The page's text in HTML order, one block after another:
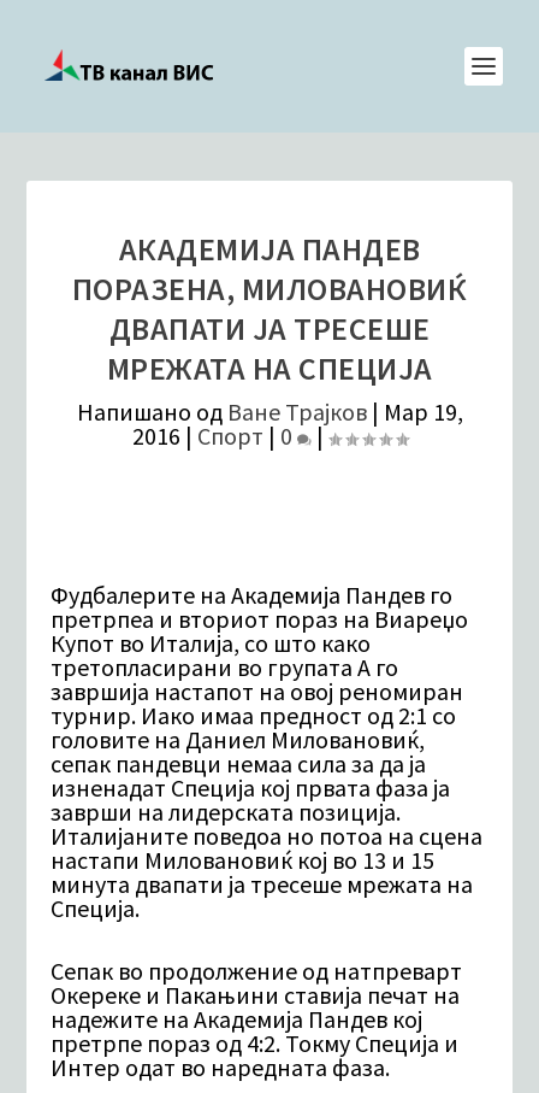
АКАДЕМИЈА ПАНДЕВ
ПОРАЗЕНA, МИЛОВАНОВИЌ
ДВАПАТИ ЈА ТРЕСЕШЕ
МРЕЖАТА НА СПЕЦИЈА
Напишано од Ване Трајков| Мар 19,
2016 | Спорт | 0 |
Фудбалерите на Академија Пандев го
претрпеа и вториот пораз на Виареџо
Купот во Италија, со што како
третопласирани во групата А го
завршија настапот на овој реномиран
турнир. Иако имаа предност од 2:1 со
головите на Даниел Миловановиќ,
сепак пандевци немаа сила за да ја
изненадат Специја кој првата фаза ја
заврши на лидерската позиција.
Италијаните поведоа но потоа на сцена
настапи Миловановиќ кој во 13 и 15
минута двапати ја тресеше мрежата на
Специја.
Сепак во продолжение од натпреварт
Окереке и Пакањини ставија печат на
надежите на Академија Пандев кој
претрпе пораз од 4:2. Токму Специја и
Интер одат во наредната фаза.